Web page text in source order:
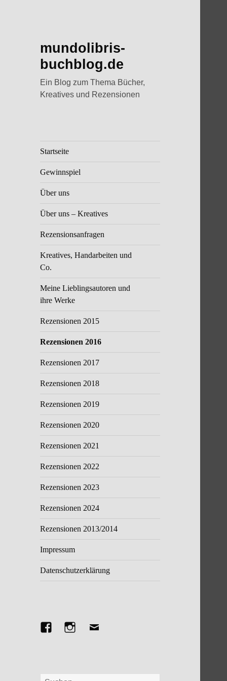
mundolibris-
buchblog.de
Ein Blog zum Thema Bücher,
Kreatives und Rezensionen
Startseite
Gewinnspiel
Über uns
Über uns – Kreatives
Rezensionsanfragen
Kreatives, Handarbeiten und
Co.
Meine Lieblingsautoren und
ihre Werke
Rezensionen 2015
Rezensionen 2016
Rezensionen 2017
Rezensionen 2018
Rezensionen 2019
Rezensionen 2020
Rezensionen 2021
Rezensionen 2022
Rezensionen 2023
Rezensionen 2024
Rezensionen 2013/2014
Impressum
Datenschutzerklärung
FacebookInstagram
E-
Suchen